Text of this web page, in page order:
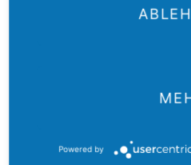
Software verhindern; wir weisen
IP-Adresse) an Google sowie die
Browser-Plugin herunterladen
Powered by